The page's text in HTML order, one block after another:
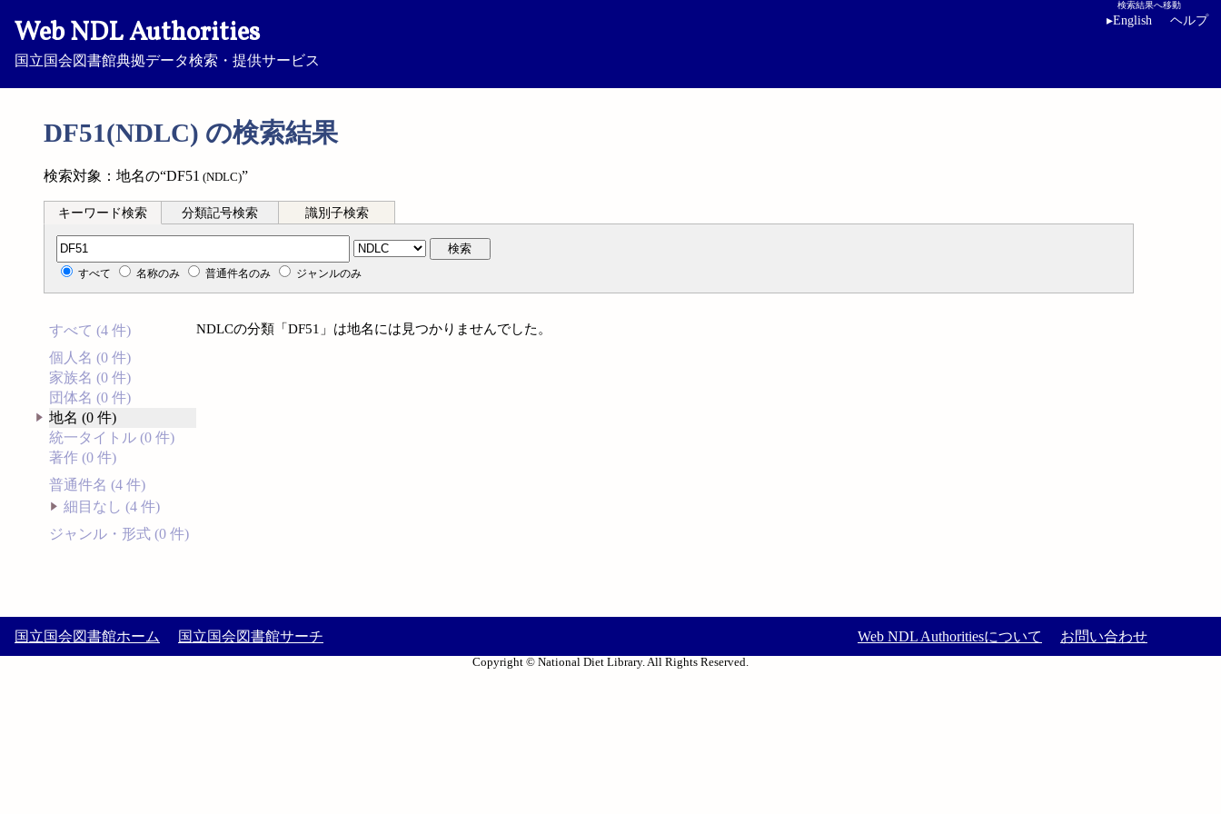
Web NDL Authorities
国立国会図書館典拠データ検索・提供サービス
検索結果へ移動
▸English ヘルプ
DF51(NDLC) の検索結果
検索対象：地名の“DF51 (NDLC)”
キーワード検索 分類記号検索 識別子検索
分類記号検索 検索
すべて 名称のみ 普通件名のみ ジャンルのみ
すべて (4 件)
個人名 (0 件)
家族名 (0 件)
団体名 (0 件)
地名 (0 件)
統一タイトル (0 件)
著作 (0 件)
普通件名 (4 件)
細目なし (4 件)
ジャンル・形式 (0 件)
NDLCの分類「DF51」は地名には見つかりませんでした。
国立国会図書館ホーム 国立国会図書館サーチ Web NDL Authoritiesについて お問い合わせ
Copyright © National Diet Library. All Rights Reserved.